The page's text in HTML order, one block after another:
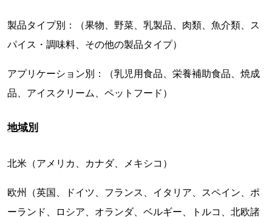
製品タイプ別：（果物、野菜、乳製品、肉類、魚介類、ス
パイス・調味料、その他の製品タイプ）
アプリケーション別：（乳児用食品、栄養補助食品、焼成
品、アイスクリーム、ペットフード）
地域別
北米（アメリカ、カナダ、メキシコ）
欧州（英国、ドイツ、フランス、イタリア、スペイン、ポ
ーランド、ロシア、オランダ、ベルギー、トルコ、北欧諸